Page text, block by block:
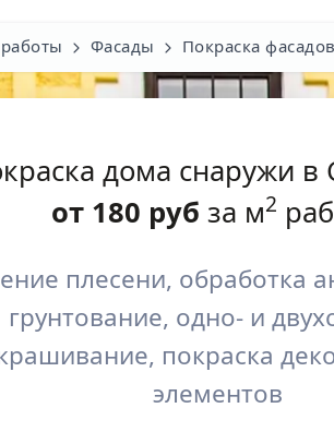
Фасады Покраска фасадов
дома снаружи в
от 180 руб за м2
плесени, обработка
грунтование, одно- и
покраска
элементов